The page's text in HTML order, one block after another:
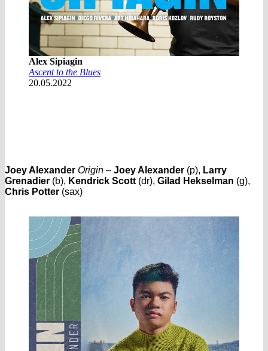
Alex Sipiagin
Ascent to the Blues
20.05.2022
Joey Alexander Origin – Joey Alexander (p), Larry
Grenadier (b), Kendrick Scott (dr), Gilad Hekselman (g),
Chris Potter (sax)